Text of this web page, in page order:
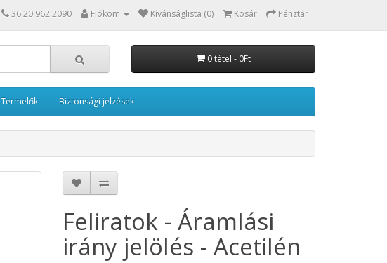
36 20 962 2090 Fiókom Kívánságlista (0) Kosár Pénztár
0 tétel - 0Ft
Termelők Biztonsági jelzések
Feliratok - Áramlási
irány jelölés - Acetilén